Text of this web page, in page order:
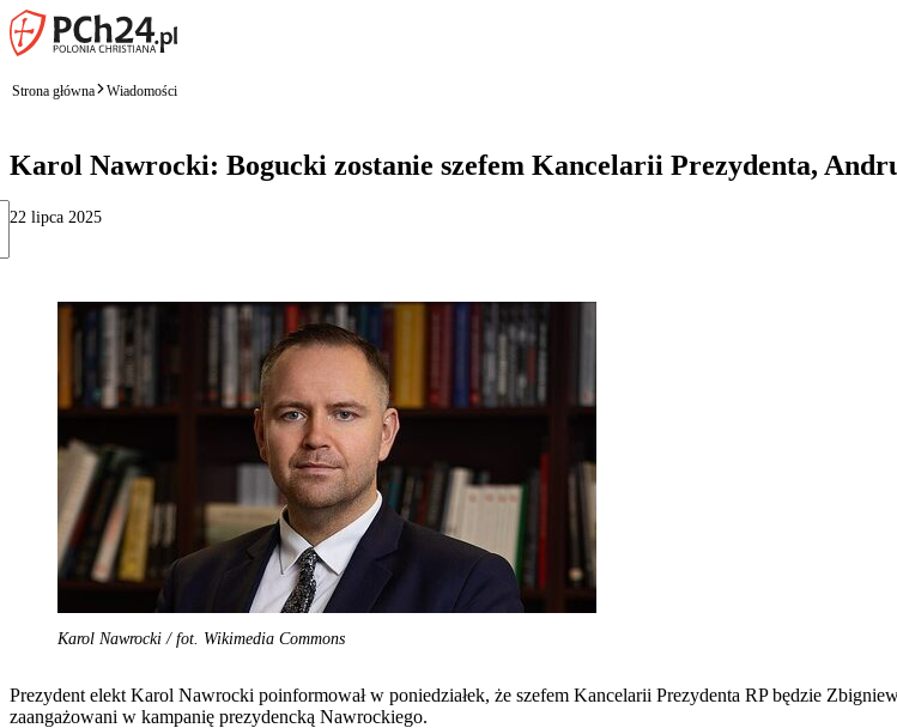
Strona główna Wiadomości
Karol Nawrocki: Bogucki zostanie szefem Kancelarii Prezydenta,
22 lipca 2025
Karol Nawrocki / fot. Wikimedia Commons
Prezydent elekt Karol Nawrocki poinformował w poniedziałek, że szefem Kancelarii Prezydenta RP będzie
zaangażowani w kampanię prezydencką Nawrockiego.